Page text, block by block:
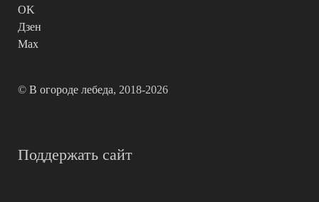
OK
Дзен
Max
© В огороде лебеда, 2018-2026
Поддержать сайт